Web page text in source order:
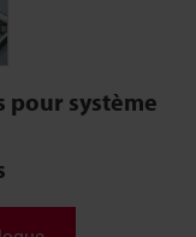
pour système